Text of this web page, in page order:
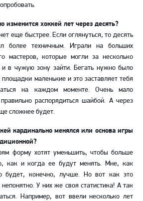
хоккей лет через десять?
еще быстрее. Если оглянуться, то десять
более техничным. Играли на больших
мастеров, которые могли за несколько
и в чужую зону зайти. Бегать нужно было
маленькие и это заставляет тебя
на каждом моменте. Очень мало
распорядиться шайбой. А через
сложнее будет.
кардинально менялся или основа игры
форму хотят уменьшить, чтобы больше
как и когда ее будут менять. Мне, как
будет, конечно, лучше. Но вот как это
У них же своя статистика! А так
Например, вот ввели несколько лет